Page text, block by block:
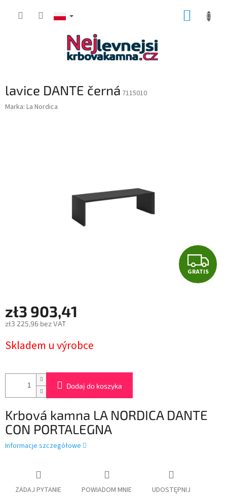
lavice DANTE černá 7115010
Marka: La Nordica
G
R
GRATIS
zł3 903,41
zł3 225,96 bez VAT
jednostkowa:
Skladem u výrobce
Dodaj do koszyka
Krbová kamna LA NORDICA DANTE
CON PORTALEGNA
Informacje szczegółowe
ZADAJ PYTANIE POWIADOM MNIE UDOSTĘPNIJ